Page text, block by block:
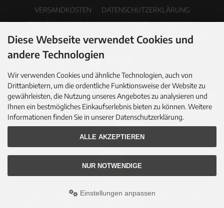
VERSANDKOSTEN
DATENSCHUTZERKLÄRUNG
ERKLÄRUNG ZUR BARRIEREFREIHEIT
IMPRESSUM
COOKIE EINSTELLUNGEN
PDF-KATALOG NEWSLETTER
© 2026 Hallingers Genuss Manufaktur GmbH • All rights reserved
Diese Webseite verwendet Cookies und
andere Technologien
Wir verwenden Cookies und ähnliche Technologien, auch von
Drittanbietern, um die ordentliche Funktionsweise der Website zu
gewährleisten, die Nutzung unseres Angebotes zu analysieren und
Ihnen ein bestmögliches Einkaufserlebnis bieten zu können. Weitere
Informationen finden Sie in unserer Datenschutzerklärung.
ALLE AKZEPTIEREN
NUR NOTWENDIGE
Einstellungen anpassen